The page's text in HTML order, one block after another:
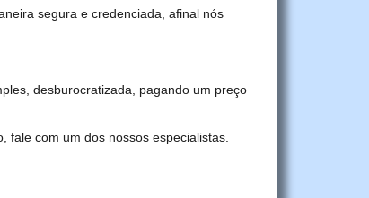
segura e credenciada, afinal nós
desburocratizada, pagando um preço
fale com um dos nossos especialistas.